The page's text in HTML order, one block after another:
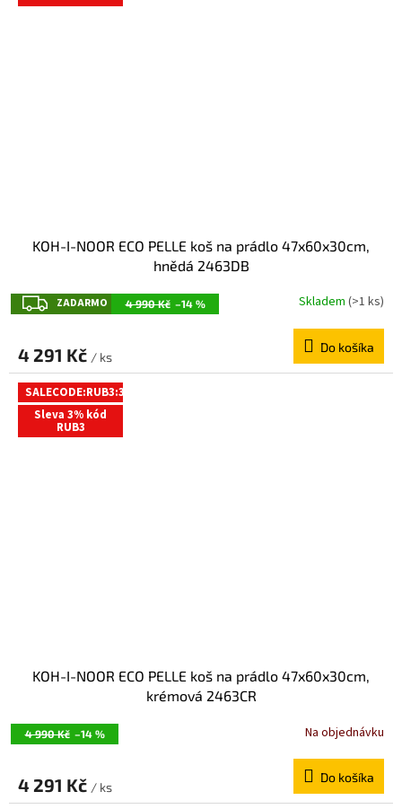
Z
D
A
R
M
ZADARMO 4 990 Kč –14 %
KOH-I-NOOR ECO PELLE koš na prádlo 47x60x30cm,
hnědá 2463DB
Skladem (>1 ks)
4 291 Kč / ks
Do košíka
SALECODE:RUB3:3:%
Sleva 3% kód
RUB3
4 990 Kč –14 %
KOH-I-NOOR ECO PELLE koš na prádlo 47x60x30cm,
krémová 2463CR
Na objednávku
4 291 Kč / ks
Do košíka